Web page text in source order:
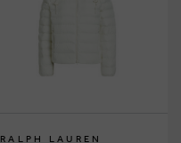
RALPH LAUREN